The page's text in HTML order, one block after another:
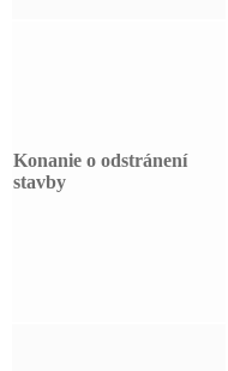
Konanie o odstránení
stavby